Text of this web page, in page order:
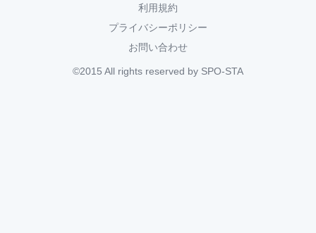
利用規約
プライバシーポリシー
お問い合わせ
©2015 All rights reserved by SPO-STA